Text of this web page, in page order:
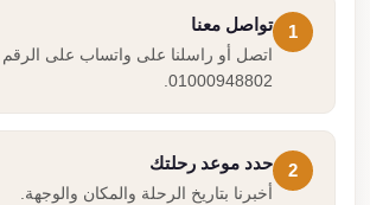
1
تواصل معنا
اتصل أو راسلنا على واتساب على الرقم
01000948802.
2
حدد موعد رحلتك
أخبرنا بتاريخ الرحلة والمكان والوجهة.